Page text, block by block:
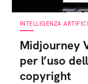
INTELLIGENZA
Midjourney
per l’uso
copyright